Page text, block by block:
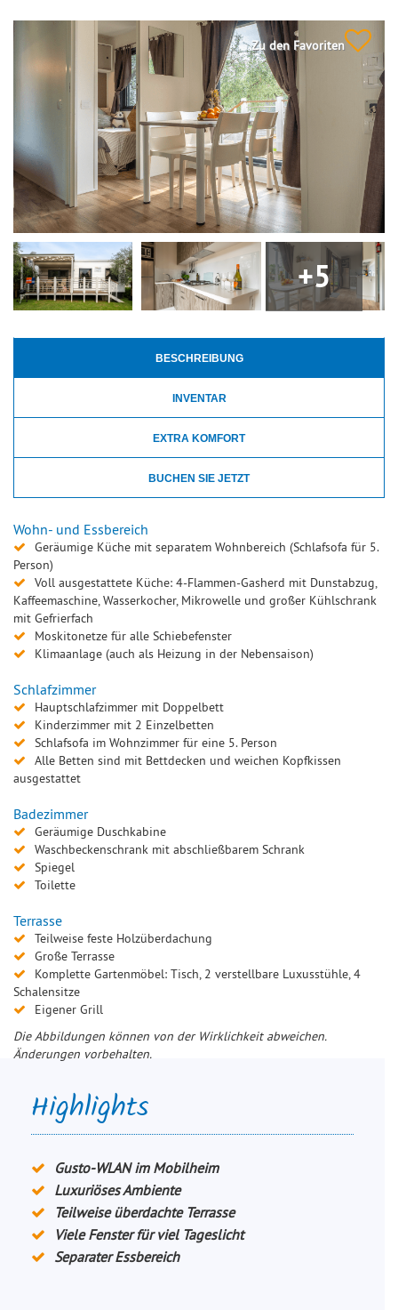
Zu den Favoriten
+5
BESCHREIBUNG
INVENTAR
EXTRA KOMFORT
BUCHEN SIE JETZT
Wohn- und Essbereich
Geräumige Küche mit separatem Wohnbereich (Schlafsofa für 5.
Person)
Voll ausgestattete Küche: 4-Flammen-Gasherd mit Dunstabzug,
Kaffeemaschine, Wasserkocher, Mikrowelle und großer Kühlschrank
mit Gefrierfach
Moskitonetze für alle Schiebefenster
Klimaanlage (auch als Heizung in der Nebensaison)
Schlafzimmer
Hauptschlafzimmer mit Doppelbett
Kinderzimmer mit 2 Einzelbetten
Schlafsofa im Wohnzimmer für eine 5. Person
Alle Betten sind mit Bettdecken und weichen Kopfkissen
ausgestattet
Badezimmer
Geräumige Duschkabine
Waschbeckenschrank mit abschließbarem Schrank
Spiegel
Toilette
Terrasse
Teilweise feste Holzüberdachung
Große Terrasse
Komplette Gartenmöbel: Tisch, 2 verstellbare Luxusstühle, 4
Schalensitze
Eigener Grill
Die Abbildungen können von der Wirklichkeit abweichen.
Änderungen vorbehalten.
Highlights
Gusto-WLAN im Mobilheim
Luxuriöses Ambiente
Teilweise überdachte Terrasse
Viele Fenster für viel Tageslicht
Separater Essbereich